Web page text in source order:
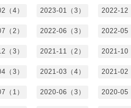
（4） 2023-01（3） 2022-12
（2） 2022-06（3） 2022-05
（3） 2021-11（2） 2021-10
（3） 2021-03（4） 2021-02
（1） 2020-06（3） 2020-05